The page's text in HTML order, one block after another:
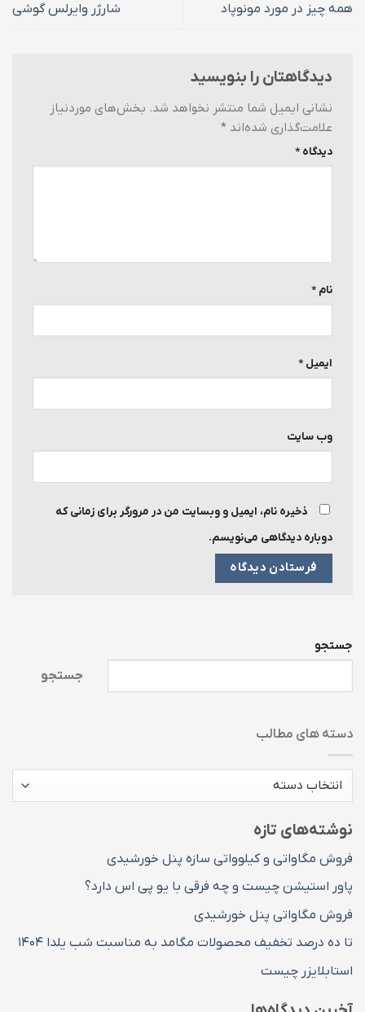
همه چیز در مورد مونوپاد شارژر وایرلس گوشی
دیدگاهتان را بنویسید
نشانی ایمیل شما منتشر نخواهد شد. بخش‌های موردنیاز
علامت‌گذاری شده‌اند *
دیدگاه*
نام*
ایمیل*
وب‌ سایت
ذخیره نام، ایمیل و وبسایت من در مرورگر برای زمانی که
دوباره دیدگاهی می‌نویسم.
جستجو
جستجو
دسته های مطالب
دسته
نوشته‌های تازه
فروش مگاواتی و کیلوواتی سازه پنل خورشیدی
پاور استیشن چیست و چه فرقی با یو پی اس دارد؟
فروش مگاواتی پنل خورشیدی
تا ده درصد تخفیف محصولات مگامد به مناسبت شب یلدا ۱۴۰۴
استابلایزر چیست